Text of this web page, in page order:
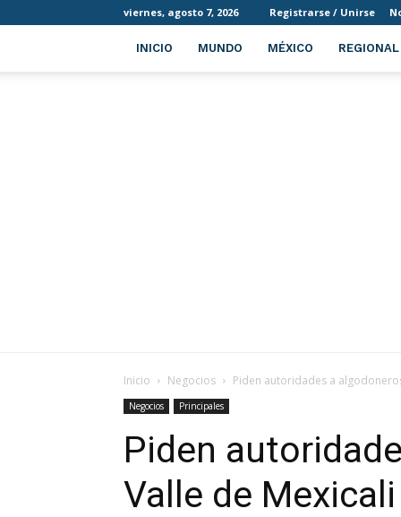
viernes, agosto 7, 2026 Registrarse / Unirse
INICIO MUNDO MÉXICO REGIONAL
Inicio Negocios Piden autoridades a
Negocios Principales
Piden
Valle de